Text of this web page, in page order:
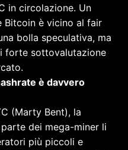
in circolazione. Un
Bitcoin è vicino al fair
bolla speculativa, ma
forte sottovalutazione
è davvero
(Marty Bent), la
dei mega-miner li
più piccoli e